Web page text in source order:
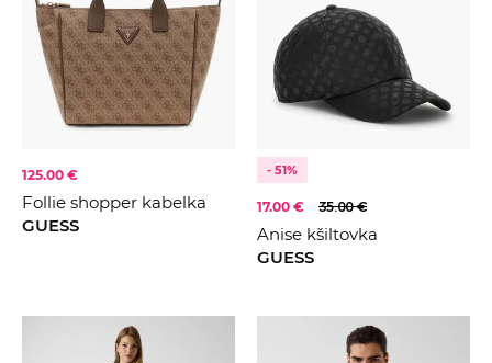
Zvířecí
Navy
Oranžová
Vínová
Bordó
Bronzová
Khaki
Multi
125.00 €
Follie shopper kabelka
GUESS
- 51%
17.00 € 35.00 €
Anise kšiltovka
GUESS